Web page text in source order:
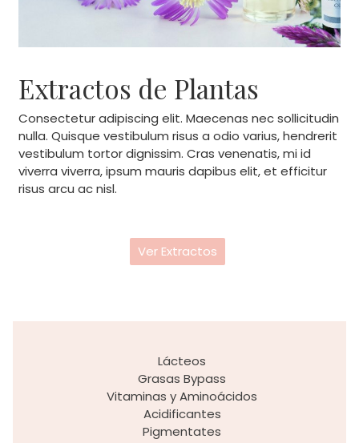
Extractos de Plantas
Consectetur adipiscing elit. Maecenas nec sollicitudin
nulla. Quisque vestibulum risus a odio varius, hendrerit
vestibulum tortor dignissim. Cras venenatis, mi id
viverra viverra, ipsum mauris dapibus elit, et efficitur
risus arcu ac nisl.
Ver Extractos
Lácteos
Grasas Bypass
Vitaminas y Aminoácidos
Acidificantes
Pigmentates